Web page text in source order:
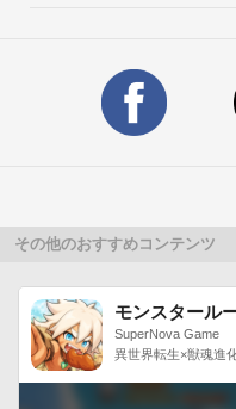
は横に3個以上並べる簡単
獲得した猫からメンバー
▼より強く猫たちを育てる
レベルアップしたり進化
その他のおすすめコンテンツ
モンスタール
SuperNova Game
異世界転生×獣魂進